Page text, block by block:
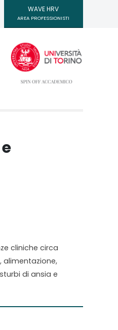
WAVE HRV
AREA PROFESSIONISTI
cliniche circa
di ansia e